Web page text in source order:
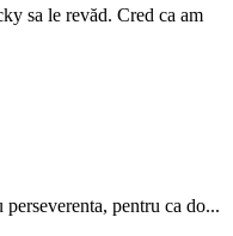
sa le revăd. Cred ca am
pentru ca do...